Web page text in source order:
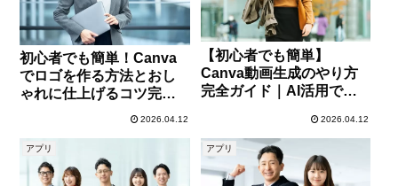
初心者でも簡単！Canva
でロゴを作る方法とおし
ゃれに仕上げるコツ完全
2026.04.12
【初心者でも簡単】
Canva動画生成のやり方
完全ガイド｜AI活用でプ
2026.04.12
アプリ アプリ